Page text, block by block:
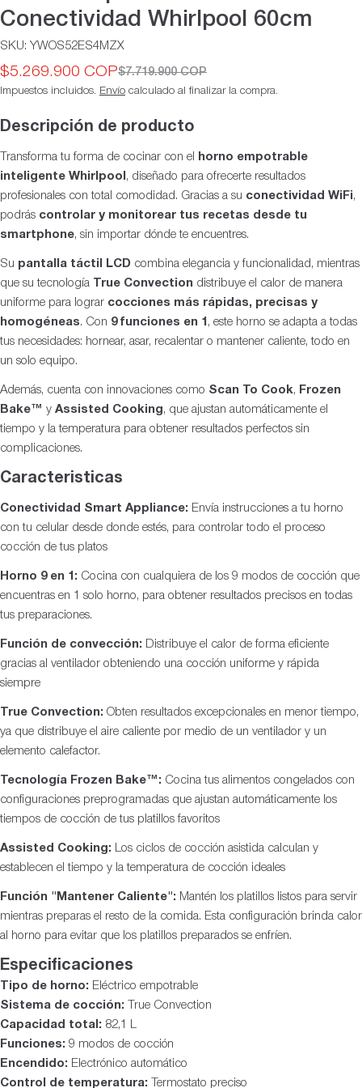
Conectividad Whirlpool 60cm
SKU: YWOS52ES4MZX
Precio
de
$5.269.900 COP
Precio
habitual
$7.719.900 COP
Impuestos incluidos. Envío calculado al finalizar la compra.
Descripción de producto
Transforma tu forma de cocinar con el
horno empotrable
inteligente Whirlpool , diseñado para ofrecerte resultados
profesionales con total comodidad. Gracias a su conectividad WiFi,
podrás controlar y monitorear tus recetas desde tu
smartphone, sin importar dónde te encuentres.
Su pantalla táctil LCD combina elegancia y funcionalidad, mientras
que su tecnología
True Convection distribuye el calor de manera
uniforme para lograr cocciones más rápidas, precisas y
homogéneas. Con 9 funciones en 1 , este horno se adapta a todas
tus necesidades: hornear, asar, recalentar o mantener caliente, todo en
un solo equipo.
Además, cuenta con innovaciones como Scan To Cook, Frozen
Bake™ y Assisted Cooking, que ajustan automáticamente el
tiempo y la temperatura para obtener resultados perfectos sin
complicaciones.
Caracteristicas
Conectividad Smart Appliance: Envía instrucciones a tu horno
con tu celular desde donde estés, para controlar todo el proceso
cocción de tus platos
Horno 9 en 1: Cocina con cualquiera de los 9 modos de cocción que
encuentras en 1 solo horno, para obtener resultados precisos en todas
tus preparaciones.
Función de convección: Distribuye el calor de forma eficiente
gracias al ventilador obteniendo una cocción uniforme y rápida
siempre
True Convection: Obten resultados excepcionales en menor tiempo,
ya que distribuye el aire caliente por medio de un ventilador y un
elemento calefactor.
Tecnología Frozen Bake™: Cocina tus alimentos congelados con
configuraciones preprogramadas que ajustan automáticamente los
tiempos de cocción de tus platillos favoritos
Assisted Cooking: Los ciclos de cocción asistida calculan y
establecen el tiempo y la temperatura de cocción ideales
Función "Mantener Caliente": Mantén los platillos listos para servir
mientras preparas el resto de la comida. Esta configuración brinda calor
al horno para evitar que los platillos preparados se enfríen.
Especificaciones
Tipo de horno: Eléctrico empotrable
Sistema de cocción: True Convection
Capacidad total: 82,1 L
Funciones: 9 modos de cocción
Encendido: Electrónico automático
Control de temperatura: Termostato preciso